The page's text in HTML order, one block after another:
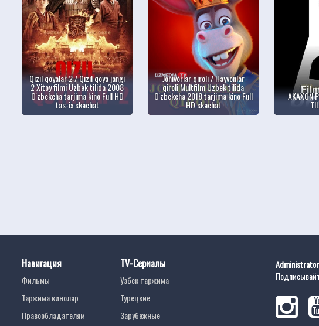
Qizil qoyalar 2 / Qizil qoya jangi
2 Xitoy filmi Uzbek tilida 2008
O'zbekcha tarjima kino Full HD
tas-ix skachat
Jonivorlar qiroli / Hayvonlar
qiroli Multfilm Uzbek tilida
O'zbekcha 2018 tarjima kino Full
HD skachat
AKAXON
Навигация
Фильмы
Таржима кинолар
Правообладателям
TV-Сериалы
Узбек таржима
Турецкие
Зарубежные